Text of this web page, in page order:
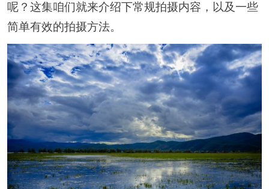
呢？这集咱们就来介绍下常规拍摄内容，以及一些
简单有效的拍摄方法。